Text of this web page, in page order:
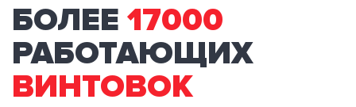
БОЛЕЕ 17000
РАБОТАЮЩИХ
ВИНТОВОК